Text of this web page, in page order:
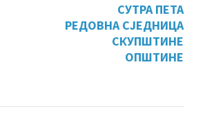
СУТРА ПЕТА
РЕДОВНА СЈЕДНИЦА
СКУПШТИНЕ
ОПШТИНЕ